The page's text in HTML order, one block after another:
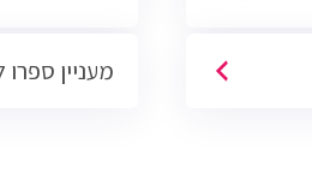
לעבודה
הסוגים
מעניין ספרו